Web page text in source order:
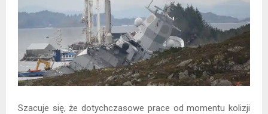
Szacuje się, że dotychczasowe prace od momentu kolizji